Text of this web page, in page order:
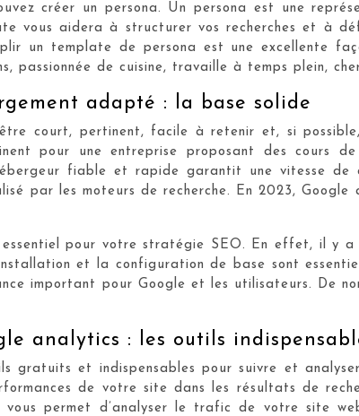
créer un persona. Un persona est une
vous aidera à structurer vos recherches et à
un template de persona est une excellente
passionnée de cuisine, travaille à temps plein,
adapté : la base solide
court, pertinent, facile à retenir et, si
pour une entreprise proposant des cours
fiable et rapide garantit une vitesse
par les moteurs de recherche. En 2023,
pour votre stratégie SEO. En effet, il y a
et la configuration de base sont
important pour Google et les utilisateurs. De
analytics : les outils
gratuits et indispensables pour suivre et
de votre site dans les résultats de
permet d’analyser le trafic de votre site